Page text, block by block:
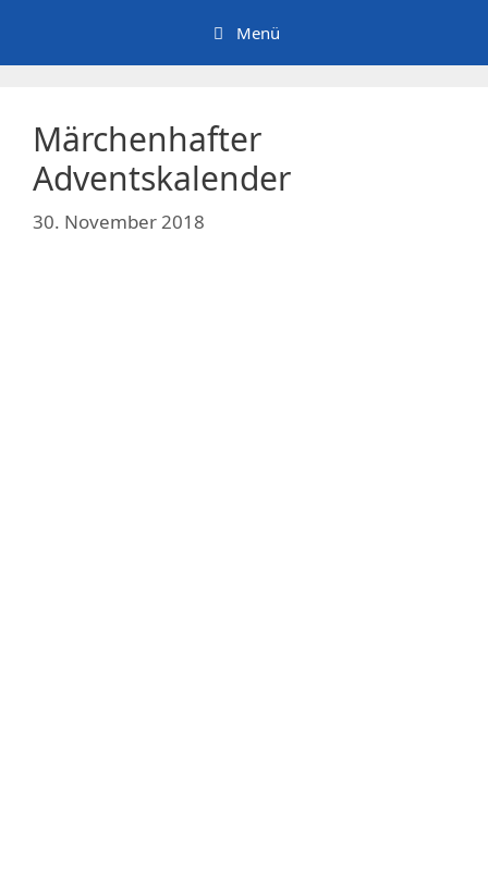
springen
Menü
Märchenhafter
Adventskalender
30. November 2018